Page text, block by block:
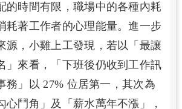
的時間有限，職場中的各種內耗
耗著工作者的心理能量。進一步
源，小雞上工發現，若以「最讓
」來看，「下班後仍收到工作訊
務」以 27% 位居第一，其次為
心鬥角」及「薪水萬年不漲」，